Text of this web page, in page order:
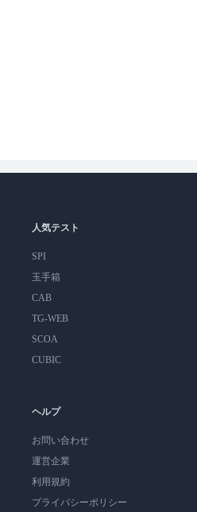
人気テスト
SPI
玉手箱
CAB
TG-WEB
SCOA
CUBIC
ヘルプ
お問い合わせ
運営企業
利用規約
プライバシーポリシー